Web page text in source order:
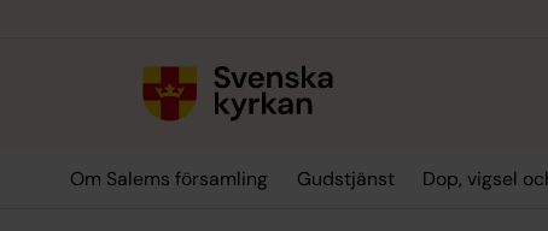
Om Salems församling Gudstjänst Dop, vigsel